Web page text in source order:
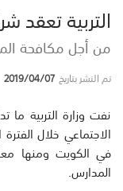
التربية تعقد
من أجل مكافحة
تم النشر بتاريخ2019/04/07
نفت وزارة التربية ما
الاجتماعي خلال
في الكويت ومنها
المدارس.